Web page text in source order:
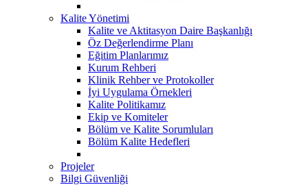
Kalite Yönetimi
Kalite ve Aktitasyon Daire Başkanlığı
Öz Değerlendirme Planı
Eğitim Planlarımız
Kurum Rehberi
Klinik Rehber ve Protokoller
İyi Uygulama Örnekleri
Kalite Politikamız
Ekip ve Komiteler
Bölüm ve Kalite Sorumluları
Bölüm Kalite Hedefleri
Projeler
Bilgi Güvenliği